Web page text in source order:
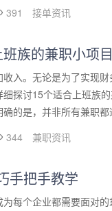
391 接单资讯
族的兼职小项
入。无论是为了实现
探讨15个适合上班族
的是，并非所有兼职
344 兼职资讯
手把手教学
每个企业都需要面对的